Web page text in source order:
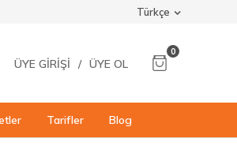
Türkçe
ÜYE GIRIŞI / ÜYE OL
0
Tarifler Blog